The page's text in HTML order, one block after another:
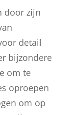
door zijn
detail
bijzondere
om te
oproepen
om op